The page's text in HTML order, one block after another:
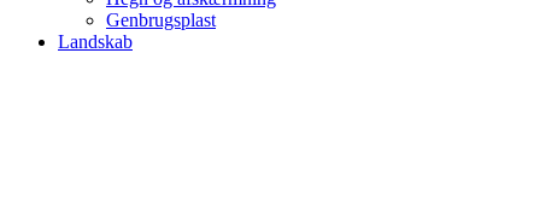
Genbrugsplast
Landskab